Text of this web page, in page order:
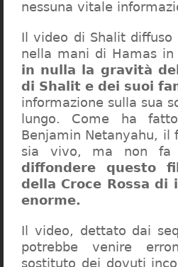
nessuna vitale
Il video di Shalit
nella mani di Hamas
in nulla la gravità
di Shalit e dei suoi
informazione sulla sua
lungo. Come ha
Benjamin Netanyahu, il
sia vivo, ma non
diffondere questo
della Croce Rossa
enorme.
Il video, dettato dai
potrebbe venire
sostituto dei dovuti